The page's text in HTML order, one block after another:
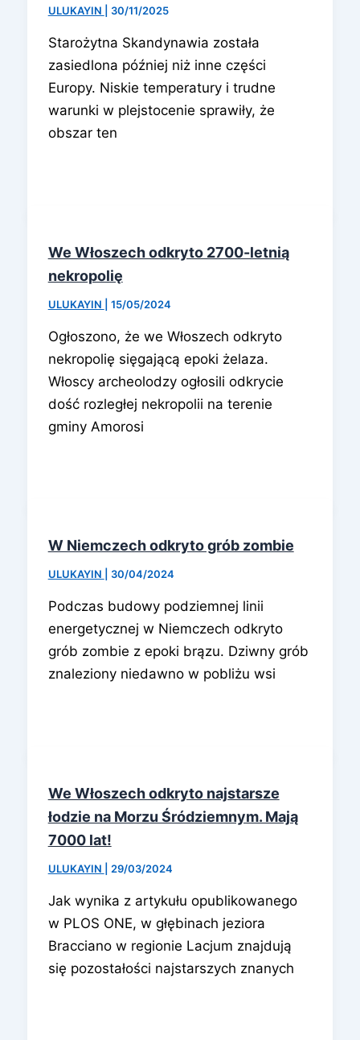
ULUKAYIN 30/11/2025
Starożytna Skandynawia została
zasiedlona później niż inne części
Europy. Niskie temperatury i trudne
warunki w plejstocenie sprawiły, że
obszar ten
We Włoszech odkryto 2700-letnią
nekropolię
ULUKAYIN 15/05/2024
Ogłoszono, że we Włoszech odkryto
nekropolię sięgającą epoki żelaza.
Włoscy archeolodzy ogłosili odkrycie
dość rozległej nekropolii na terenie
gminy Amorosi
W Niemczech odkryto grób zombie
ULUKAYIN 30/04/2024
Podczas budowy podziemnej linii
energetycznej w Niemczech odkryto
grób zombie z epoki brązu. Dziwny grób
znaleziony niedawno w pobliżu wsi
We Włoszech odkryto najstarsze
łodzie na Morzu Śródziemnym. Mają
7000 lat!
ULUKAYIN 29/03/2024
Jak wynika z artykułu opublikowanego
w PLOS ONE, w głębinach jeziora
Bracciano w regionie Lacjum znajdują
się pozostałości najstarszych znanych